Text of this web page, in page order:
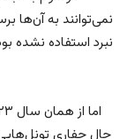
نمی‌توانند به آن‌ها
نبرد استفاده نشده